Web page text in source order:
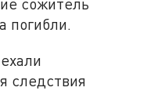
сожитель
погибли.
следствия